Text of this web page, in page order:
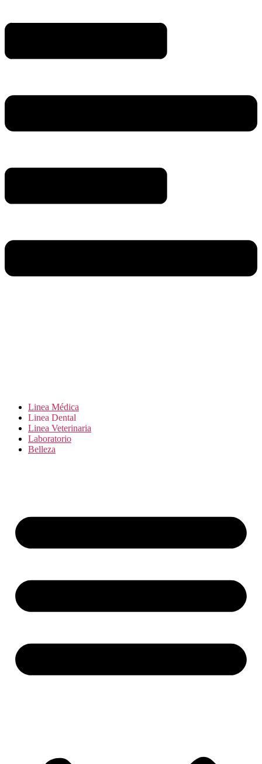
Linea Médica
Linea Dental
Linea Veterinaria
Laboratorio
Belleza